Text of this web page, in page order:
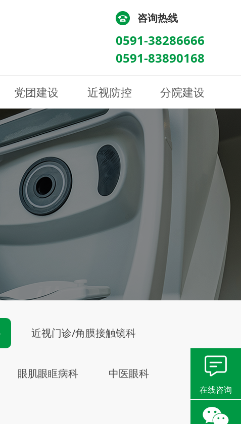
咨询热线
0591-38286666
0591-83890168
院文化
术交流
招聘
儿眼科/医学验光配镜科 眼底病眼外伤科
眼科 眼表综合科
眼眶病科 中医眼科
防保健科 白内障三科
儿眼科/医学验光配镜科 眼底病眼外伤科
眼科 眼表综合科
眼眶病科 中医眼科
防保健科 白内障三科
院地图
党团建设 近视防控
控资讯
分院建设
安东南眼科诊所 南京东南眼科医院
近视门诊/角膜接触镜科
眼肌眼眶病科 中医眼科
在线咨询